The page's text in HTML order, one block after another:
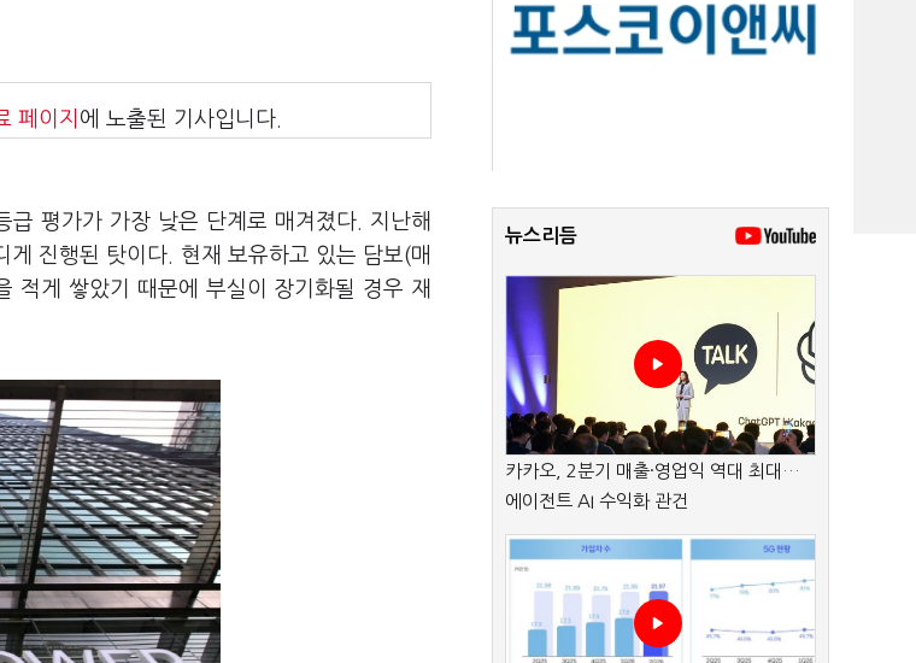
페이지 에 노출된 기사입니다.
급 평가가 가장 낮은 단계로 매겨졌다. 지난해
진행된 탓이다. 현재 보유하고 있는 담보(매
적게 쌓았기 때문에 부실이 장기화될 경우 재
뉴스리듬
카카오, 2분기 매출·영업익 역대 최대…
에이전트 AI 수익화 관건